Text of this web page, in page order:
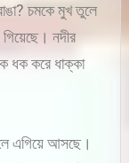
চমকে মুখ তুলে
নদীর
ধক করে ধাক্কা
এগিয়ে আসছে।